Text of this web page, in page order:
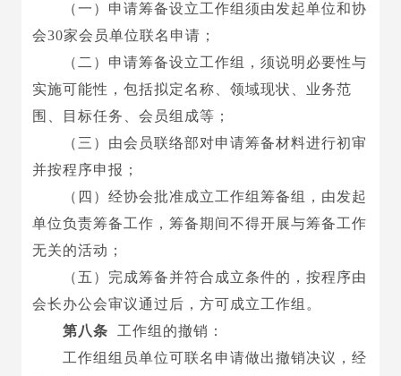
（一）申请筹备设立工作组须由发起单位和协
会30家会员单位联名申请 ；
（二）申请筹备设立工作组，须说明必要性与
实施可能性，包括拟定名称、领域现状、业务范
围、目标任务、会员组成等；
（三）由会员联络部对申请筹备材料进行初审
并按程序申报；
（四）经协会批准成立工作组筹备组
， 由发起
单位负责筹备工作，筹备期间不得开展与筹备工作
无关的活动；
（五）完成筹备并符合成立条件的，按程序由
会长办公会审议通过后，方可成立工作组。
第八条
工作组的撤销：
工作组组员单位可联名申请做出撤销决议，经